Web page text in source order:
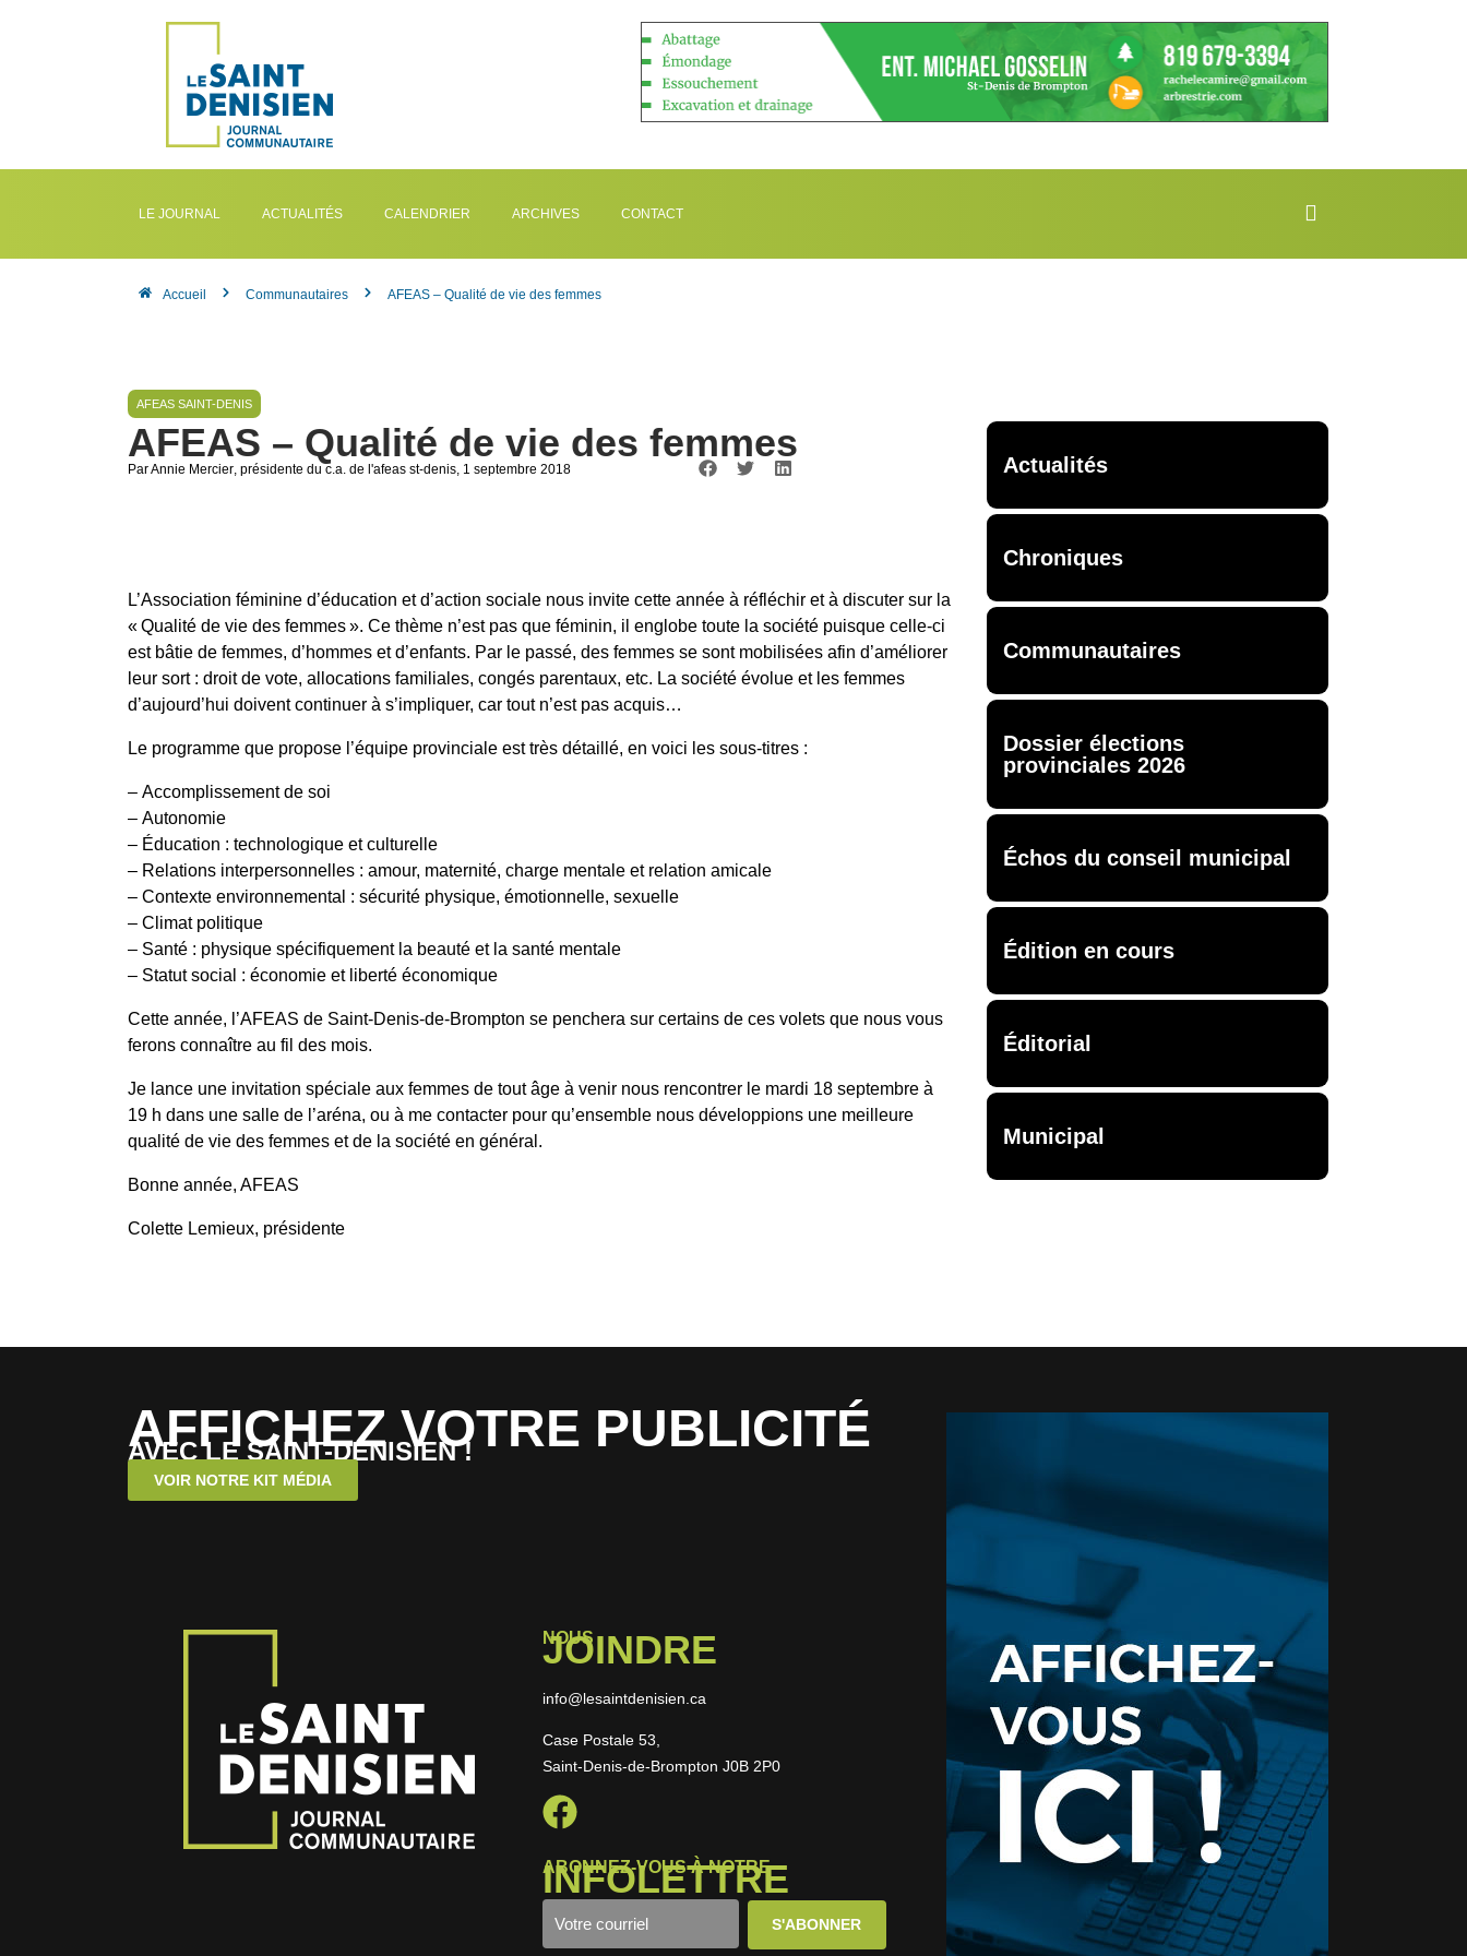
LE JOURNAL ACTUALITÉS CALENDRIER ARCHIVES CONTACT
Accueil Communautaires AFEAS – Qualité de vie des femmes
AFEAS SAINT-DENIS
AFEAS – Qualité de vie des femmes
Par Annie Mercier , présidente du c.a. de l'afeas st-denis , 1 septembre 2018
L’Association féminine d’éducation et d’action sociale nous invite cette année à réfléchir et à discuter sur la
« Qualité de vie des femmes ». Ce thème n’est pas que féminin, il englobe toute la société puisque celle-ci
est bâtie de femmes, d’hommes et d’enfants. Par le passé, des femmes se sont mobilisées afin d’améliorer
leur sort : droit de vote, allocations familiales, congés parentaux, etc. La société évolue et les femmes
d’aujourd’hui doivent continuer à s’impliquer, car tout n’est pas acquis…
Le programme que propose l’équipe provinciale est très détaillé, en voici les sous-titres :
– Accomplissement de soi
– Autonomie
– Éducation : technologique et culturelle
– Relations interpersonnelles : amour, maternité, charge mentale et relation amicale
– Contexte environnemental : sécurité physique, émotionnelle, sexuelle
– Climat politique
– Santé : physique spécifiquement la beauté et la santé mentale
– Statut social : économie et liberté économique
Cette année, l’AFEAS de Saint-Denis-de-Brompton se penchera sur certains de ces volets que nous vous
ferons connaître au fil des mois.
Je lance une invitation spéciale aux femmes de tout âge à venir nous rencontrer le mardi 18 septembre à
19 h dans une salle de l’aréna, ou à me contacter pour qu’ensemble nous développions une meilleure
qualité de vie des femmes et de la société en général.
Bonne année, AFEAS
Colette Lemieux, présidente
Actualités
Chroniques
Communautaires
Dossier élections
provinciales 2026
Échos du conseil municipal
Édition en cours
Éditorial
Municipal
AFFICHEZ VOTRE PUBLICITÉ
AVEC LE SAINT-DENISIEN !
VOIR NOTRE KIT MÉDIA
NOUS
JOINDRE
info@lesaintdenisien.ca
Case Postale 53,
Saint-Denis-de-Brompton J0B 2P0
ABONNEZ-VOUS À NOTRE
INFOLETTRE